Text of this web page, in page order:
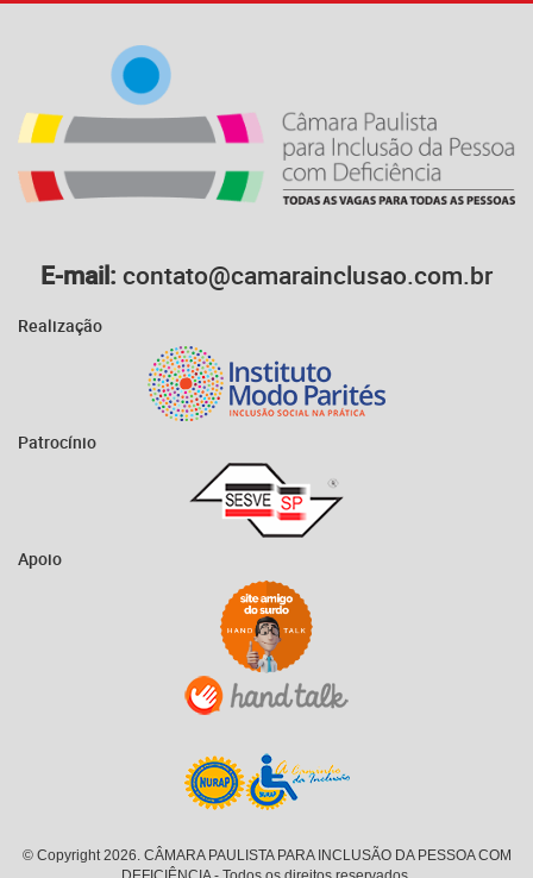
E-mail: contato@camarainclusao.com.br
Realização
Patrocínio
Apoio
© Copyright 2026. CÂMARA PAULISTA PARA INCLUSÃO DA PESSOA COM